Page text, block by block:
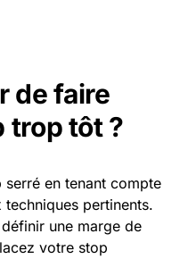
de faire
trop tôt ?
en tenant compte
pertinents.
une marge de
votre stop